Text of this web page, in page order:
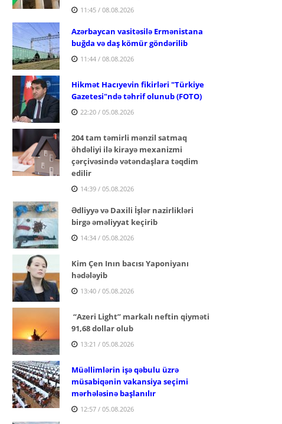
11:45 / 08.08.2026
Azərbaycan vasitəsilə Ermənistana
buğda və daş kömür göndərilib
11:44 / 08.08.2026
Hikmət Hacıyevin fikirləri "Türkiye
Gazetesi"ndə təhrif olunub (FOTO)
22:20 / 05.08.2026
204 tam təmirli mənzil satmaq
öhdəliyi ilə kirayə mexanizmi
çərçivəsində vətəndaşlara təqdim
edilir
14:39 / 05.08.2026
Ədliyyə və Daxili İşlər nazirlikləri
birgə əməliyyat keçirib
14:34 / 05.08.2026
Kim Çen Inın bacısı Yaponiyanı
hədələyib
13:40 / 05.08.2026
“Azeri Light” markalı neftin qiyməti
91,68 dollar olub
13:21 / 05.08.2026
Müəllimlərin işə qəbulu üzrə
müsabiqənin vakansiya seçimi
mərhələsinə başlanılır
12:57 / 05.08.2026